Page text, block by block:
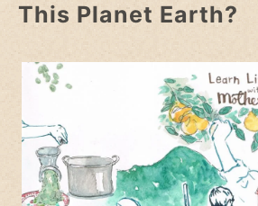
This Planet Earth?